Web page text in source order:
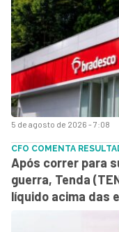
5 de agosto de 2026 - 7:08
CFO COMENTA
Após correr para
guerra, Tenda
líquido acima das